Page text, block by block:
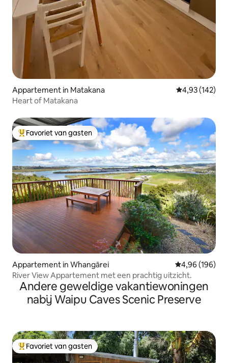
Appartement in Matakana Gemiddelde
4,93 (142)
Heart of Matakana
Topfavoriet van gasten
Favoriet van gasten
Appartement in Whangārei Gemiddelde
4,96 (196)
River View Appartement met een prachtig uitzicht.
Andere geweldige vakantiewoningen
nabij Waipu Caves Scenic Preserve
Topfavoriet van gasten
Favoriet van gasten